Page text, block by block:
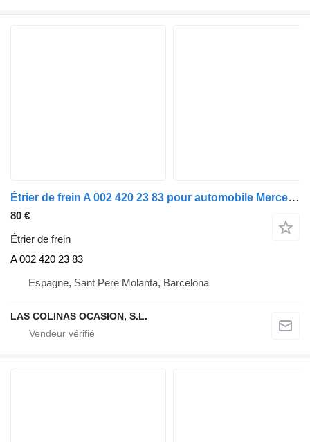
Étrier de frein A 002 420 23 83 pour automobile Mercedes-Benz Clase S BM 220 Berlina (1998)
80 €
Étrier de frein
A 002 420 23 83
Espagne, Sant Pere Molanta, Barcelona
LAS COLINAS OCASION, S.L.